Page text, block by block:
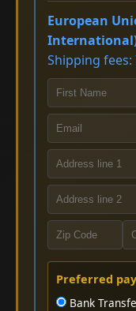
European
Shipping fees:
Preferred
Bank